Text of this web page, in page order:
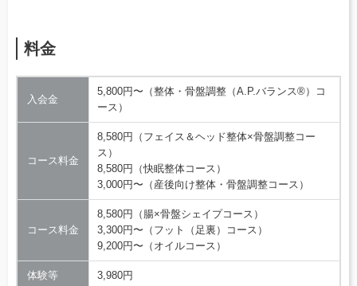
料金
入会金
5,800円〜（整体・骨盤調整（A.P.バランス®）コ
ース）
コース料金
8,580円（フェイス＆ヘッド整体×骨盤調整コー
ス）
8,580円（快眠整体コース）
3,000円〜（産後向け整体・骨盤調整コース）
コース料金
8,580円（腸×骨盤シェイプコース）
3,300円〜（フット（足裏）コース）
9,200円〜（オイルコース）
体験等 3,980円